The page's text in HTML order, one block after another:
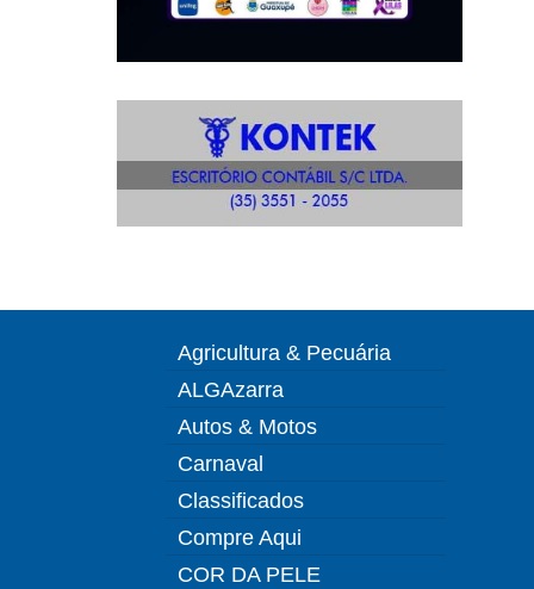
Agricultura & Pecuária
ALGAzarra
Autos & Motos
Carnaval
Classificados
Compre Aqui
COR DA PELE